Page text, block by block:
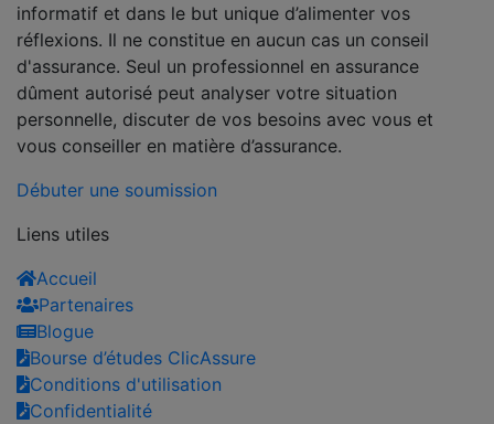
informatif et dans le but unique d’alimenter vos
réflexions. Il ne constitue en aucun cas un conseil
d'assurance. Seul un professionnel en assurance
dûment autorisé peut analyser votre situation
personnelle, discuter de vos besoins avec vous et
vous conseiller en matière d’assurance.
Débuter une soumission
Liens utiles
Accueil
Partenaires
Blogue
Bourse d’études ClicAssure
Conditions d'utilisation
Confidentialité